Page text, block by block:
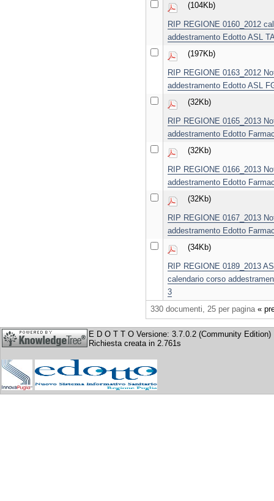
RIP REGIONE 0160_2012
addestramento Edotto ASL
(104Kb)
RIP REGIONE 0163_2012
addestramento Edotto ASL
(197Kb)
RIP REGIONE 0165_2013
addestramento Edotto
(32Kb)
RIP REGIONE 0166_2013
addestramento Edotto
(32Kb)
RIP REGIONE 0167_2013
addestramento Edotto
(32Kb)
RIP REGIONE 0189_2013
calendario corso
3
(34Kb)
330 documenti, 25 per pagina «
E D O T T O Versione: 3.7.0.2 (Community Edition)
Richiesta creata in 2.761s